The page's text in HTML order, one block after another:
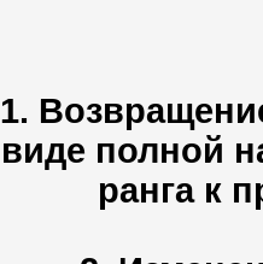
1.
виде полной
ранга к